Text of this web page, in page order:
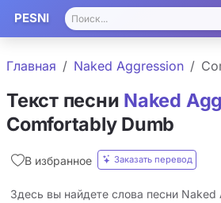
PESNI
Главная Naked Aggression
Текст песни Naked
Comfortably Dumb
В избранное Заказать перевод
Здесь вы найдете слова песни Naked